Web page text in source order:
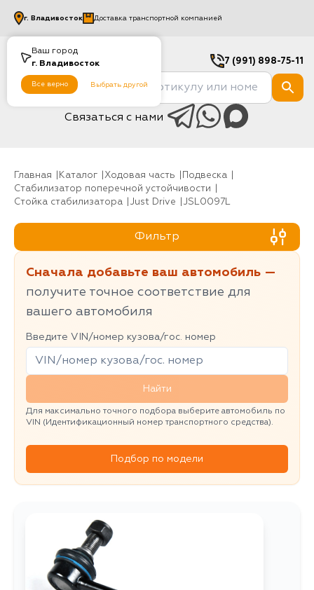
Ваш город
г. Владивосток
Все верно Выбрать другой
г. Владивосток Доставка транспортной компанией
7 (991) 898-75-11
Связаться с нами
Главная Каталог Ходовая часть
Подвеска
Стабилизатор поперечной устойчивости
Стойка стабилизатора
Just Drive JSL0097L
Фильтр
Сначала добавьте ваш автомобиль —
получите точное соответствие для
вашего автомобиля
Введите VIN/номер кузова/гос. номер
Найти
Для максимально точного подбора выберите автомобиль по
VIN (Идентификационный номер транспортного средства).
Подбор по модели